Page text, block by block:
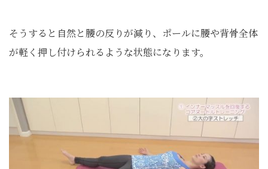
そうすると自然と腰の反りが減り、ポールに腰や背骨全体
が軽く押し付けられるような状態になります。